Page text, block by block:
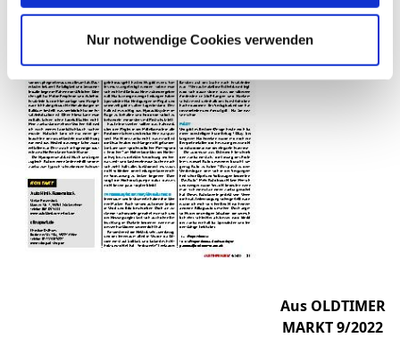
Nur notwendige Cookies verwenden
Aus OLDTIMER
MARKT 9/2022